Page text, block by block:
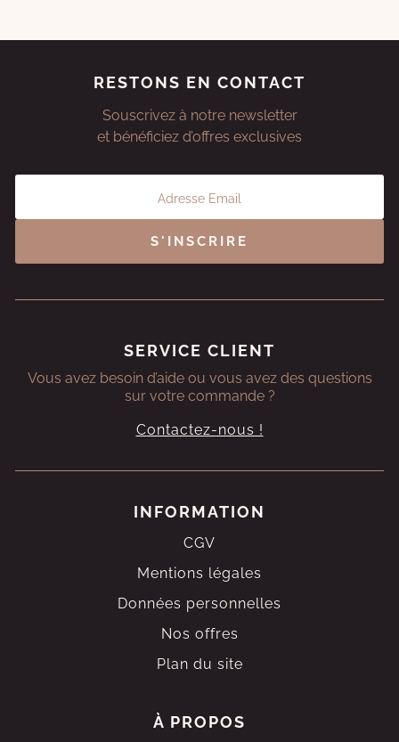
RESTONS EN CONTACT
Souscrivez à notre newsletter
et bénéficiez d’offres exclusives
S'INSCRIRE
SERVICE CLIENT
Vous avez besoin d’aide ou vous avez des questions
sur votre commande ?
Contactez-nous !
INFORMATION
CGV
Mentions légales
Données personnelles
Nos offres
Plan du site
À PROPOS